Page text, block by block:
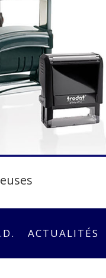
ACTUALITÉS